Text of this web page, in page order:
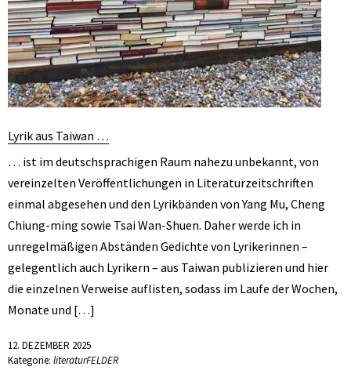
Lyrik aus Taiwan …
… ist im deutschsprachigen Raum nahezu unbekannt, von
vereinzelten Veröffentlichungen in Literaturzeitschriften
einmal abgesehen und den Lyrikbänden von Yang Mu, Cheng
Chiung-ming sowie Tsai Wan-Shuen. Daher werde ich in
unregelmäßigen Abständen Gedichte von Lyrikerinnen –
gelegentlich auch Lyrikern – aus Taiwan publizieren und hier
die einzelnen Verweise auflisten, sodass im Laufe der Wochen,
Monate und […]
12. DEZEMBER 2025
Kategorie: literaturFELDER